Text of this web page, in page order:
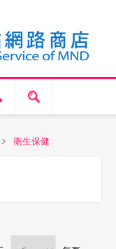
衛生保健